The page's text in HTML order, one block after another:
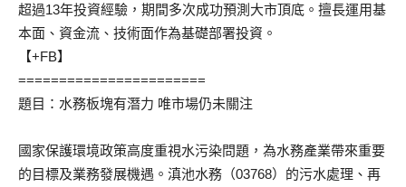
超過13年投資經驗，期間多次成功預測大市頂底。擅長運用基
本面、資金流、技術面作為基礎部署投資。
【+FB】
=======================
題目：水務板塊有潛力 唯市場仍未關注
國家保護環境政策高度重視水污染問題，為水務產業帶來重要
的目標及業務發展機遇。滇池水務（03768）的污水處理、再